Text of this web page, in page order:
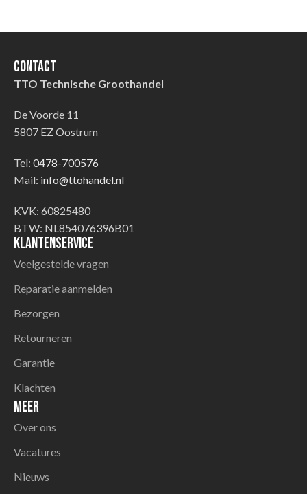
Contact
TTO Technische Groothandel
De Voorde 11
5807 EZ Oostrum
Tel: 0478-700576
Mail: info@ttohandel.nl
KVK: 60825480
BTW: NL854076396B01
Klantenservice
Veelgestelde vragen
Reparatie aanmelden
Bezorgen
Retourneren
Garantie
Klachten
Meer
Over ons
Vacatures
Nieuws